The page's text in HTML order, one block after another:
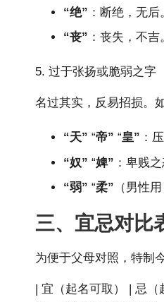
“绝” ：断绝，无后
“丧” ：丧失，不吉
5. 过于张扬或脆弱之字
名过其实，反易招损。
“天” “帝” “皇” ：
“奴” “婢” ：卑贱
“弱” “柔” （男性
三、宜忌对比
为便于父母对照，特制
| 宜（起名可取） | 忌（